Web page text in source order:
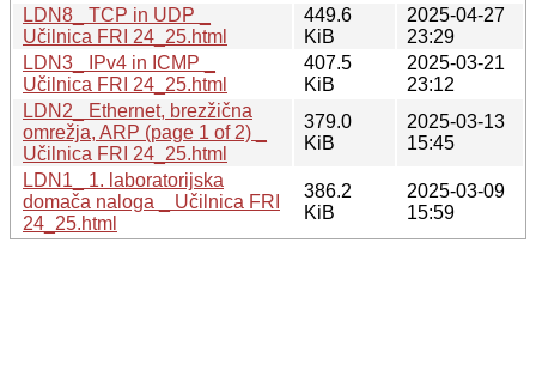
LDN8_ TCP in UDP _
Učilnica FRI 24_25.html
449.6
KiB
2025-04-27
23:29
LDN3_ IPv4 in ICMP _
Učilnica FRI 24_25.html
407.5
KiB
2025-03-21
23:12
LDN2_ Ethernet, brezžična
omrežja, ARP (page 1 of 2) _
Učilnica FRI 24_25.html
379.0
KiB
2025-03-13
15:45
LDN1_ 1. laboratorijska
domača naloga _ Učilnica FRI
24_25.html
386.2
KiB
2025-03-09
15:59